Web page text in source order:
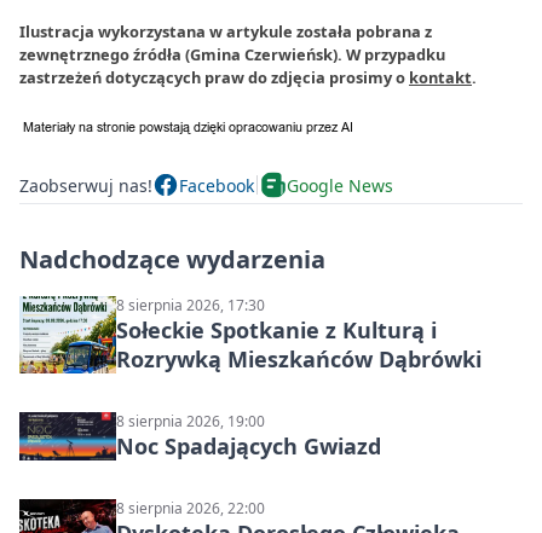
Ilustracja wykorzystana w artykule została pobrana z
zewnętrznego źródła (Gmina Czerwieńsk). W przypadku
zastrzeżeń dotyczących praw do zdjęcia prosimy o kontakt.
Zaobserwuj nas! Facebook Google News
Nadchodzące wydarzenia
8 sierpnia 2026, 17:30
Sołeckie Spotkanie z Kulturą i
Rozrywką Mieszkańców Dąbrówki
8 sierpnia 2026, 19:00
Noc Spadających Gwiazd
8 sierpnia 2026, 22:00